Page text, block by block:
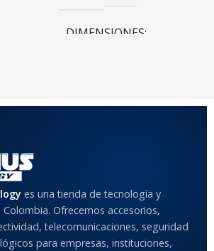
DIMENSIONES
COLOR
Anti-Shock
es una tienda de tecnología y
Colombia. Ofrecemos accesorios,
telecomunicaciones, seguridad
para empresas, instituciones,